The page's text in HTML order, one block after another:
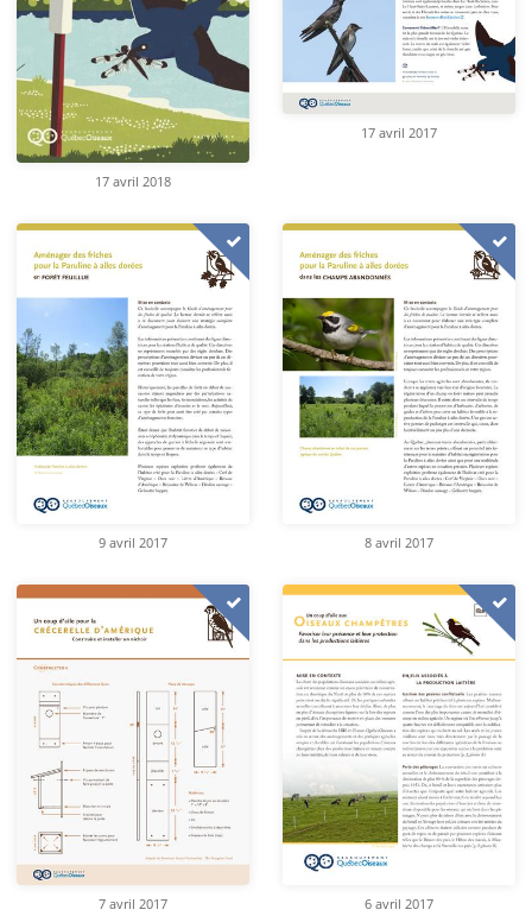
17 avril 2018
17 avril 2017
9 avril 2017 8 avril 2017
7 avril 2017 6 avril 2017